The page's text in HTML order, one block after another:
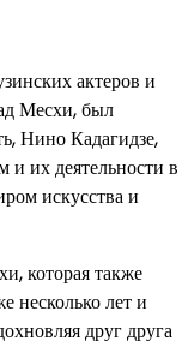
актеров и
Месхи, был
Нино Кадагидзе,
и их деятельности в
искусства и
которая также
несколько лет и
друг друга